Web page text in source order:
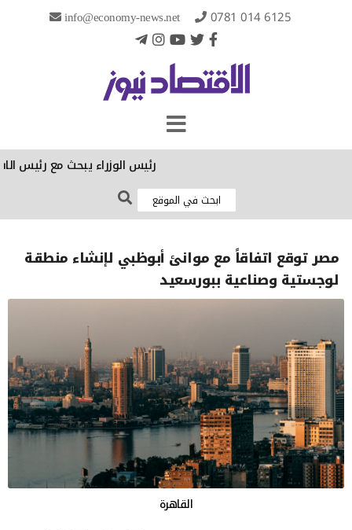
info@economy-news.net 0781 014 6125
رئيس الوزراء يبحث مع رئيس
مصر توقع اتفاقاً مع موانئ أبوظبي لإنشاء منطقة
لوجستية وصناعية ببورسعيد
القاهرة